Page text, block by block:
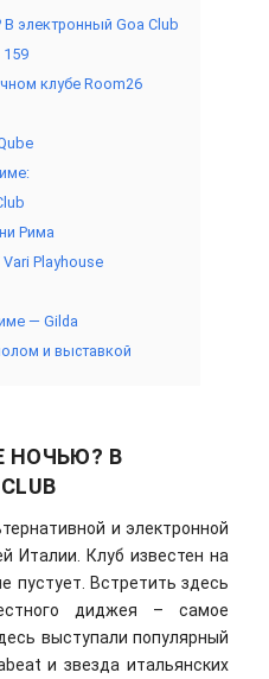
электронный Goa Club
клубе Room26
Рима
Playhouse
— Gilda
и выставкой
НОЧЬЮ? В
и электронной
Италии. Клуб известен на
пустует. Встретить здесь
диджея – самое
выступали популярный
и звезда итальянских